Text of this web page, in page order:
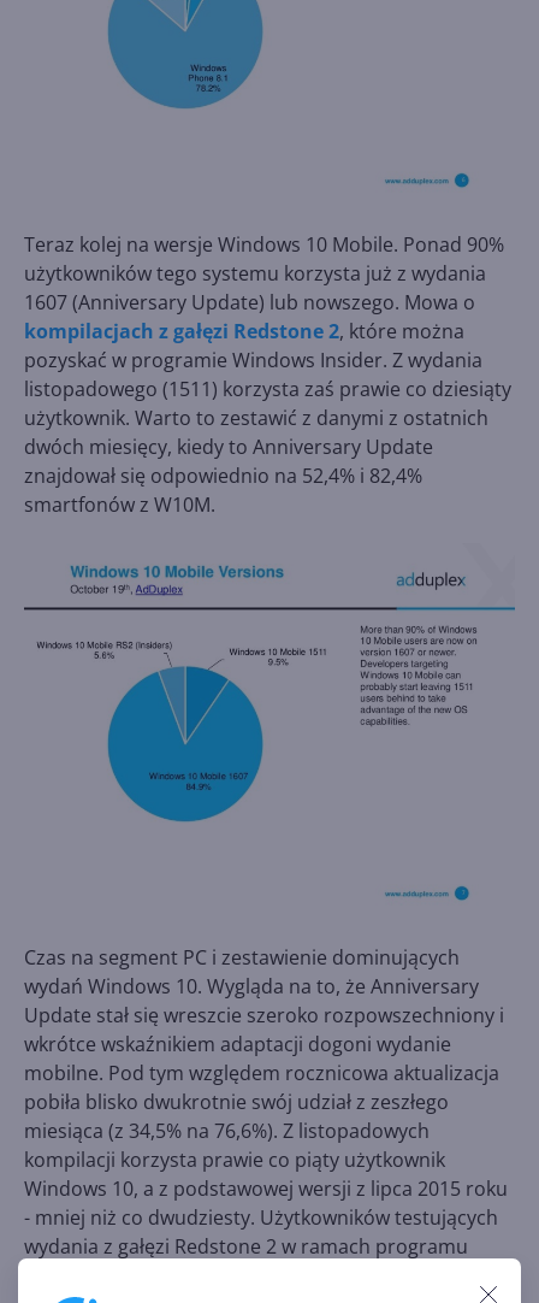
Teraz kolej na wersje Windows 10 Mobile. Ponad 90%
użytkowników tego systemu korzysta już z wydania
1607 (Anniversary Update) lub nowszego. Mowa o
kompilacjach z gałęzi Redstone 2, które można
pozyskać w programie Windows Insider. Z wydania
listopadowego (1511) korzysta zaś prawie co dziesiąty
użytkownik. Warto to zestawić z danymi z ostatnich
dwóch miesięcy, kiedy to Anniversary Update
znajdował się odpowiednio na 52,4% i 82,4%
smartfonów z W10M.
Czas na segment PC i zestawienie dominujących
wydań Windows 10. Wygląda na to, że Anniversary
Update stał się wreszcie szeroko rozpowszechniony i
wkrótce wskaźnikiem adaptacji dogoni wydanie
mobilne. Pod tym względem rocznicowa aktualizacja
pobiła blisko dwukrotnie swój udział z zeszłego
miesiąca (z 34,5% na 76,6%). Z listopadowych
kompilacji korzysta prawie co piąty użytkownik
Windows 10, a z podstawowej wersji z lipca 2015 roku
- mniej niż co dwudziesty. Użytkowników testujących
wydania z gałęzi Redstone 2 w ramach programu